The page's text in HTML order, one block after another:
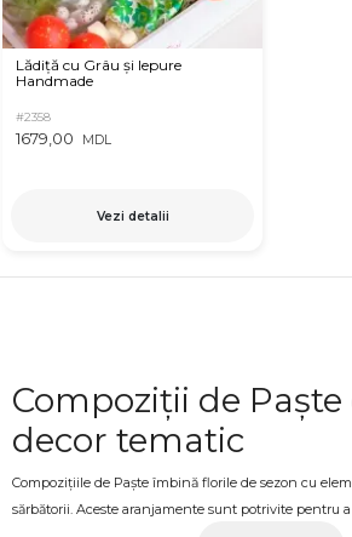
Lădiță cu Grâu și Iepure
Handmade
#2358
1679,00 MDL
Vezi detalii
Compoziții de Paște
decor tematic
Compozițiile de Paște îmbină florile de sezon cu
sărbătorii. Aceste aranjamente sunt potrivite pentru